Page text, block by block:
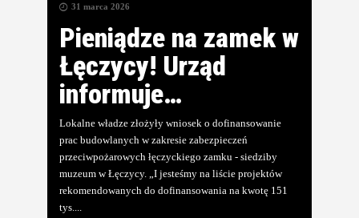
31 marca 2026
Pieniądze na zamek w
Łęczycy! Urząd
informuje…
Lokalne władze złożyły wniosek o dofinansowanie
prac budowlanych w zakresie zabezpieczeń
przeciwpożarowych łęczyckiego zamku - siedziby
muzeum w Łęczycy. „I jesteśmy na liście projektów
rekomendowanych do dofinansowania na kwotę 151
tys.